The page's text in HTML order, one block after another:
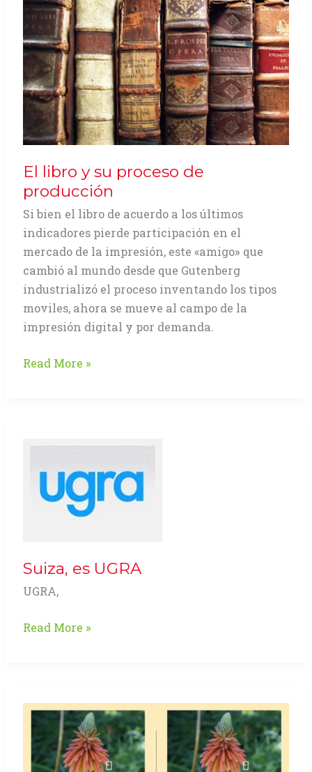
El libro y su proceso de
producción
Si bien el libro de acuerdo a los últimos
indicadores pierde participación en el
mercado de la impresión, este «amigo» que
cambió al mundo desde que Gutenberg
industrializó el proceso inventando los tipos
moviles, ahora se mueve al campo de la
impresión digital y por demanda.
El
producción
Read More »
Suiza, es UGRA
UGRA,
Suiza,
Read More »